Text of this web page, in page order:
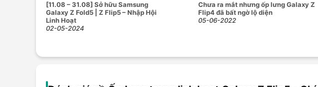
một thiết bị hoàn toàn phù hợp với nhu cầu và cá tính của mình. Tuỳ ý tùy chỉnh
lựa chọn thiết kế phù hợp với sở thích của bạn.
[11.08 – 31.08] Sở hữu Samsung
Galaxy Z Fold5 | Z Flip5 – Nhập Hội
Linh Hoạt
02-05-2024
Chưa ra mắt nhưng ốp lưng Galaxy Z
Flip4 đã bất ngờ lộ diện
05-06-2022